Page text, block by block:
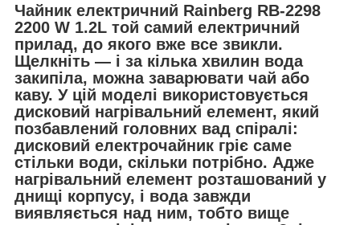
Чайник електричний Rainberg RB-2298
2200 W 1.2L той самий електричний
прилад, до якого вже все звикли.
Щелкніть — і за кілька хвилин вода
закипіла, можна заварювати чай або
каву. У цій моделі використовується
дисковий нагрівальний елемент, який
позбавлений головних вад спіралі:
дисковий електрочайник гріє саме
стільки води, скільки потрібно. Адже
нагрівальний елемент розташований у
днищі корпусу, і вода завжди
виявляється над ним, тобто вище